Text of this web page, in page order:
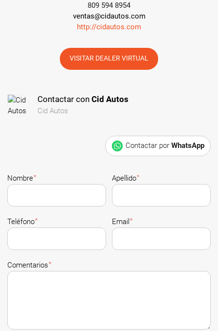
809 594 8954
ventas@cidautos.com
http://cidautos.com
VISITAR DEALER VIRTUAL
Contactar con Cid Autos
Cid Autos
Contactar por WhatsApp
Nombre* Apellido*
Teléfono* Email *
Comentarios*